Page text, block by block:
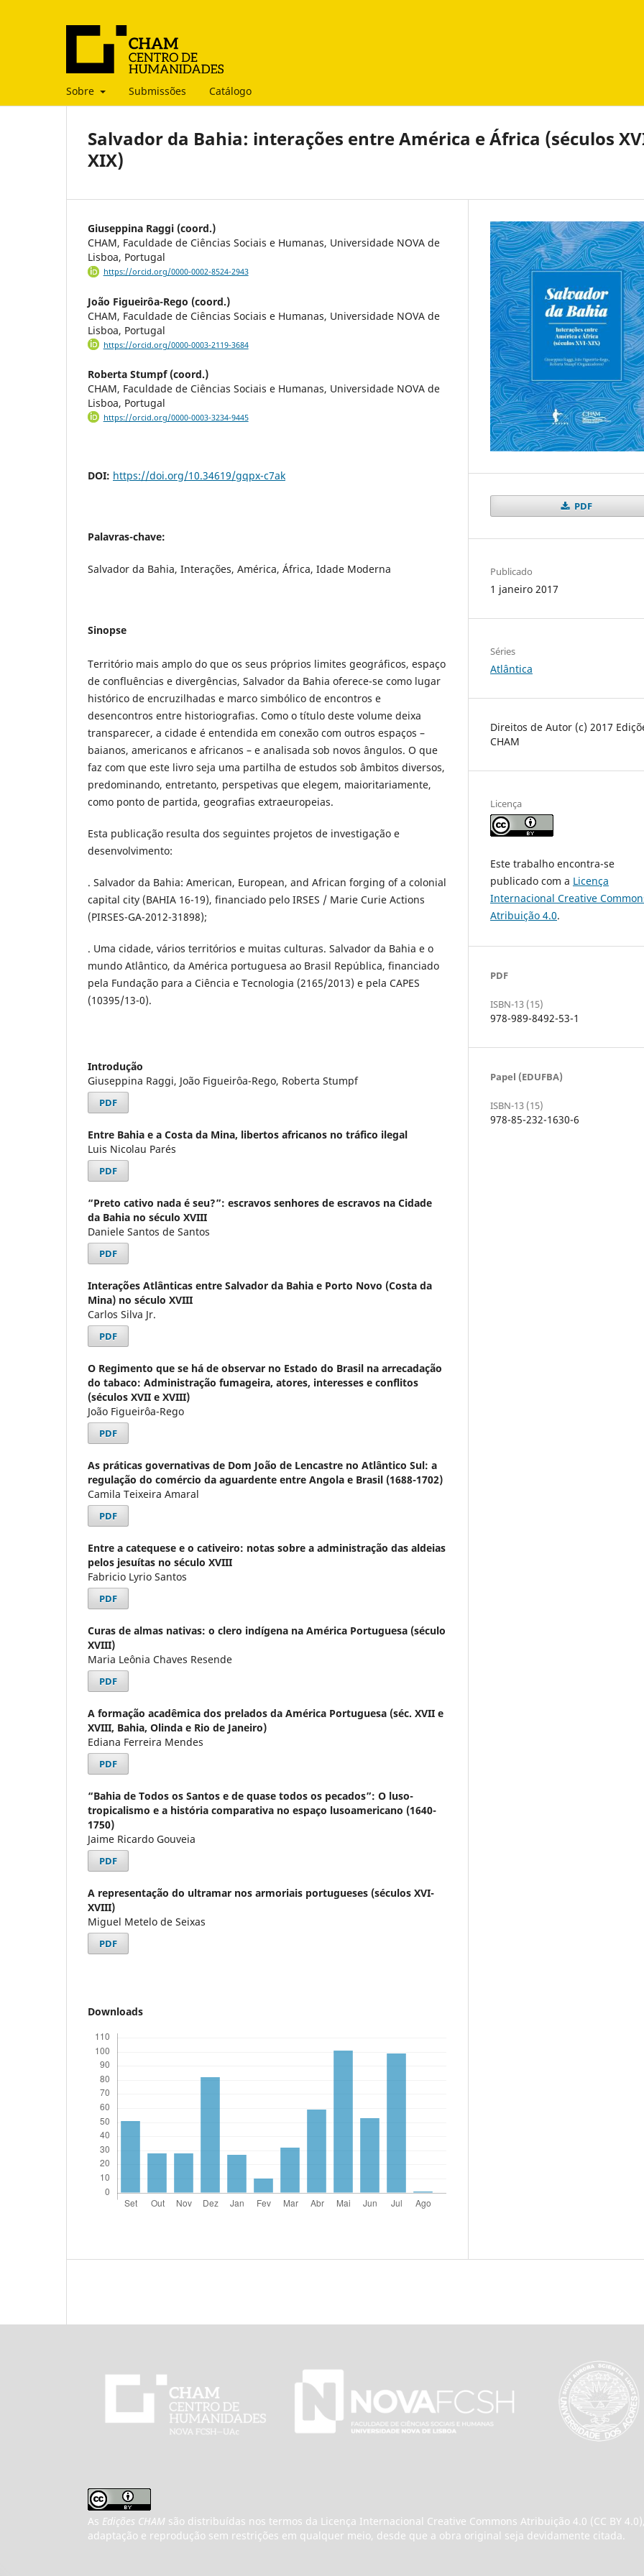
Sobre Submissões Catálogo
Salvador da Bahia: interações entre América e África (séculos
XIX)
Giuseppina Raggi (coord.)
CHAM, Faculdade de Ciências Sociais e Humanas, Universidade NOVA de
Lisboa, Portugal
https://orcid.org/0000-0002-8524-2943
João Figueirôa-Rego (coord.)
CHAM, Faculdade de Ciências Sociais e Humanas, Universidade NOVA de
Lisboa, Portugal
https://orcid.org/0000-0003-2119-3684
Roberta Stumpf (coord.)
CHAM, Faculdade de Ciências Sociais e Humanas, Universidade NOVA de
Lisboa, Portugal
https://orcid.org/0000-0003-3234-9445
DOI: https://doi.org/10.34619/gqpx-c7ak
Palavras-chave:
Salvador da Bahia, Interações, América, África, Idade Moderna
Sinopse
Território mais amplo do que os seus próprios limites geográficos, espaço
de confluências e divergências, Salvador da Bahia oferece-se como lugar
histórico de encruzilhadas e marco simbólico de encontros e
desencontros entre historiografias. Como o título deste volume deixa
transparecer, a cidade é entendida em conexão com outros espaços –
baianos, americanos e africanos – e analisada sob novos ângulos. O que
faz com que este livro seja uma partilha de estudos sob âmbitos diversos,
predominando, entretanto, perspetivas que elegem, maioritariamente,
como ponto de partida, geografias extraeuropeias.
Esta publicação resulta dos seguintes projetos de investigação e
desenvolvimento:
. Salvador da Bahia: American, European, and African forging of a colonial
capital city (BAHIA 16-19), financiado pelo IRSES / Marie Curie Actions
(PIRSES-GA-2012-31898);
. Uma cidade, vários territórios e muitas culturas. Salvador da Bahia e o
mundo Atlântico, da América portuguesa ao Brasil República, financiado
pela Fundação para a Ciência e Tecnologia (2165/2013) e pela CAPES
(10395/13-0).
Introdução
Giuseppina Raggi, João Figueirôa-Rego, Roberta Stumpf
PDF
Entre Bahia e a Costa da Mina, libertos africanos no tráfico ilegal
Luis Nicolau Parés
PDF
“Preto cativo nada é seu?”: escravos senhores de escravos na Cidade
da Bahia no século XVIII
Daniele Santos de Santos
PDF
Interações Atlânticas entre Salvador da Bahia e Porto Novo (Costa da
Mina) no século XVIII
Carlos Silva Jr.
PDF
O Regimento que se há de observar no Estado do Brasil na arrecadação
do tabaco: Administração fumageira, atores, interesses e conflitos
(séculos XVII e XVIII)
João Figueirôa-Rego
PDF
As práticas governativas de Dom João de Lencastre no Atlântico Sul: a
regulação do comércio da aguardente entre Angola e Brasil (1688-1702)
Camila Teixeira Amaral
PDF
Entre a catequese e o cativeiro: notas sobre a administração das aldeias
pelos jesuítas no século XVIII
Fabricio Lyrio Santos
PDF
Curas de almas nativas: o clero indígena na América Portuguesa (século
XVIII)
Maria Leônia Chaves Resende
PDF
A formação acadêmica dos prelados da América Portuguesa (séc. XVII e
XVIII, Bahia, Olinda e Rio de Janeiro)
Ediana Ferreira Mendes
PDF
“Bahia de Todos os Santos e de quase todos os pecados”: O luso-
tropicalismo e a história comparativa no espaço lusoamericano (1640-
1750)
Jaime Ricardo Gouveia
PDF
A representação do ultramar nos armoriais portugueses (séculos XVI-
XVIII)
Miguel Metelo de Seixas
PDF
Downloads
PDF
Publicado
1 janeiro 2017
Séries
Atlântica
Direitos de Autor (c) 2017
CHAM
Licença
Este trabalho encontra-se
publicado com a Licença
Internacional Creative
Atribuição 4.0.
PDF
ISBN-13 (15)
978-989-8492-53-1
Papel (EDUFBA)
ISBN-13 (15)
978-85-232-1630-6
As Edições CHAM são distribuídas nos termos da Licença Internacional Creative Commons Atribuição 4.0 (CC BY
adaptação e reprodução sem restrições em qualquer meio, desde que a obra original seja devidamente citada.